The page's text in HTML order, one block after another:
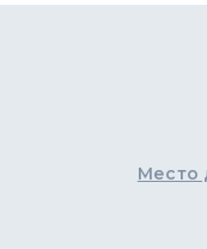
Место